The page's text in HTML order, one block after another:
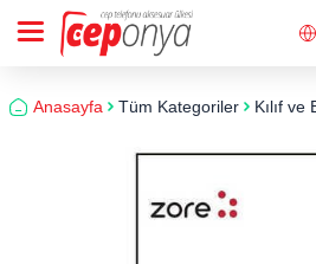
Anasayfa Tüm Kategoriler Kılıf